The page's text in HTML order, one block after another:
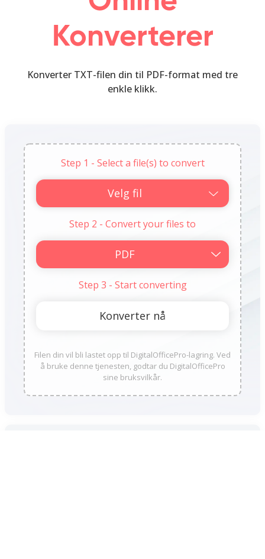
Konverterer
Konverter TXT-filen din til PDF-format med tre
enkle klikk.
Step 1 - Select a file(s) to convert
Velg fil
Step 2 - Convert your files to
Step 3 - Start converting
Filen din vil bli lastet opp til DigitalOfficePro-lagring. Ved
å bruke denne tjenesten, godtar du DigitalOfficePro
sine bruksvilkår.